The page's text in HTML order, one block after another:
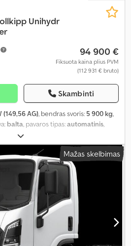
Unihydr
94 900 €
Fiksuota kaina plius PVM
(112 931 € bruto)
Skambinti
(149,56 AG), bendras svoris: 5 900 kg,
balta , pavaros tipas:automatinis
, sėdimų vietų skaičius:
stabilumo programa (ESP), oro
Mažas skelbimas